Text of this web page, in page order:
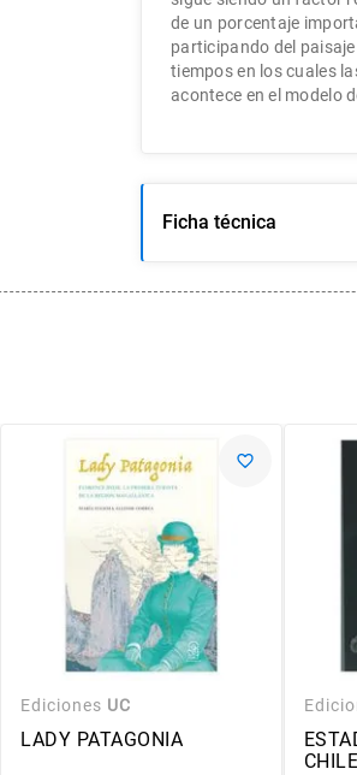
de un porcentaje
participando del
tiempos en los cuales
acontece en el modelo
Ficha técnica
Ediciones UC
LADY PATAGONIA